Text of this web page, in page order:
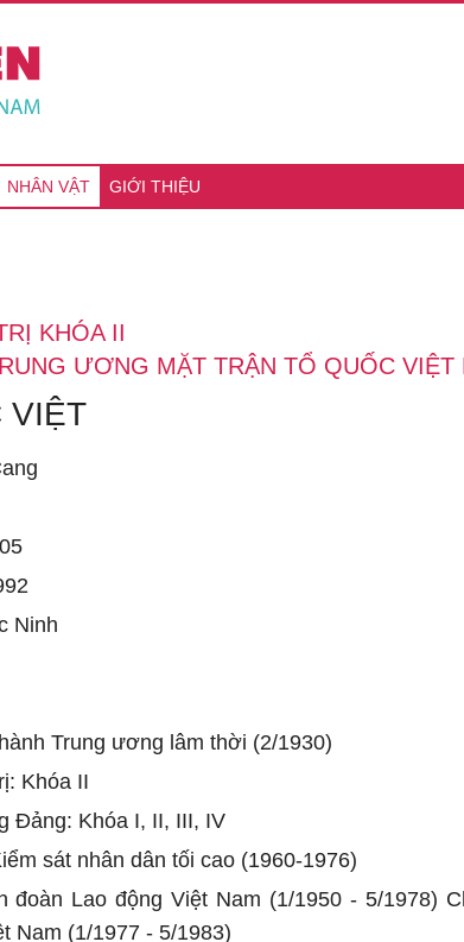
NHÂN VẬT GIỚI THIỆU
KHÓA II
ƯƠNG MẶT TRẬN TỔ QUỐC
VIỆT
Ninh
Trung ương lâm thời (2/1930)
Khóa II
Đảng: Khóa I, II, III, IV
sát nhân dân tối cao (1960-1976)
đoàn Lao động Việt Nam (1/1950 - 5/1978)
Nam (1/1977 - 5/1983)